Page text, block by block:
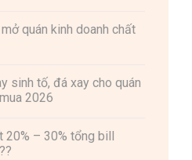
quán kinh doanh chất
sinh tố, đá xay cho quán
2026
20% – 30% tổng bill